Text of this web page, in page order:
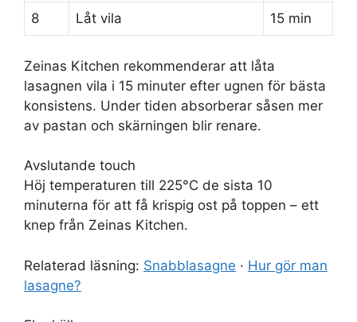
8 Låt vila 15 min
Zeinas Kitchen rekommenderar att låta
lasagnen vila i 15 minuter efter ugnen för bästa
konsistens. Under tiden absorberar såsen mer
av pastan och skärningen blir renare.
Avslutande touch
Höj temperaturen till 225°C de sista 10
minuterna för att få krispig ost på toppen – ett
knep från Zeinas Kitchen.
Relaterad läsning: Snabblasagne · Hur gör man
lasagne?